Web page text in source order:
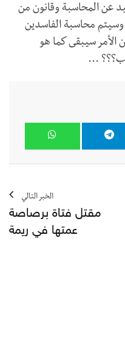
عن المحاسبة وقانون من
محاسبة الفاسدين
الأمر سيبقى كما هو
...
الخبر التالي
مقتل فتاة برصاصة
عمتها في ريمة